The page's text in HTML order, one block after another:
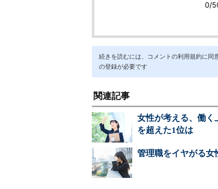
続きを読むには、コメントの利用規約に同
の登録が必要です
関連記事
女性が考える、働
を超えた1位は
管理職をイヤがる